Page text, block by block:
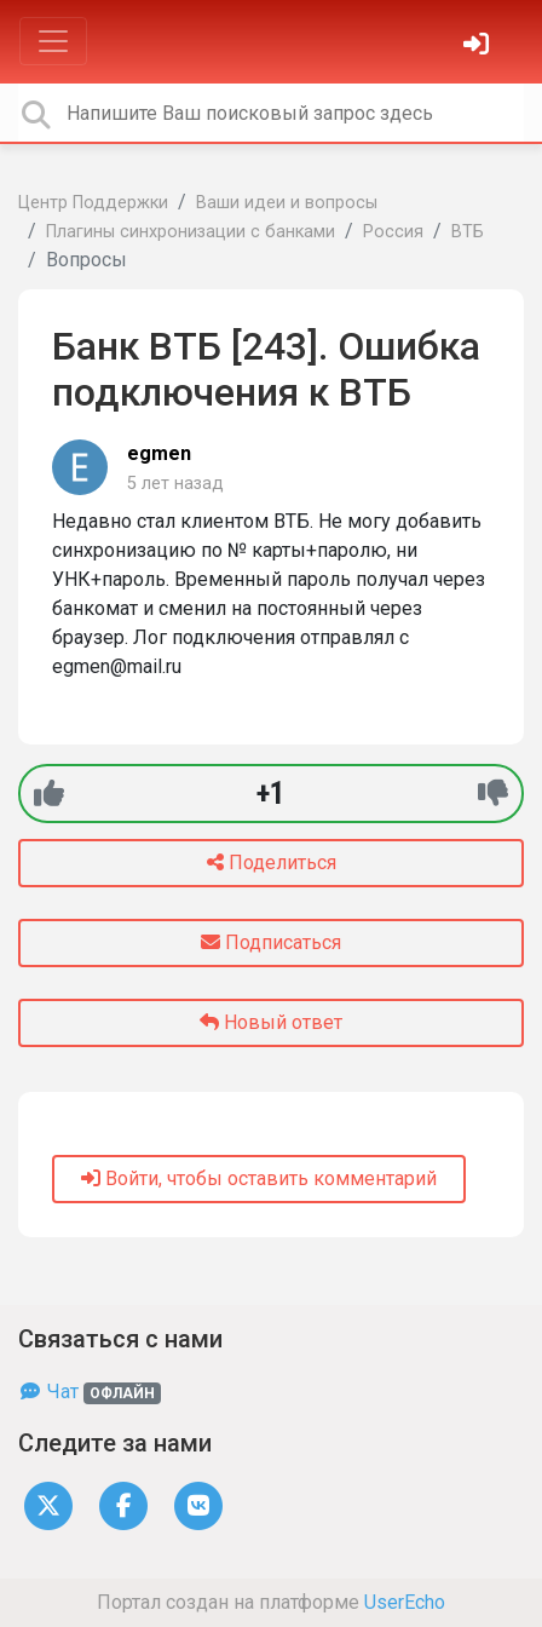
Центр Поддержки
Ваши идеи и вопросы
Плагины синхронизации с банками
Россия ВТБ
Вопросы
Банк ВТБ [243]. Ошибка
подключения к ВТБ
egmen
5 лет назад
Недавно стал клиентом ВТБ. Не могу добавить
синхронизацию по № карты+паролю, ни
УНК+пароль. Временный пароль получал через
банкомат и сменил на постоянный через
браузер. Лог подключения отправлял с
egmen@mail.ru
+1
Поделиться
Подписаться
Новый ответ
Войти, чтобы оставить комментарий
Связаться с нами
Чат ОФЛАЙН
Следите за нами
Портал создан на платформе UserEcho